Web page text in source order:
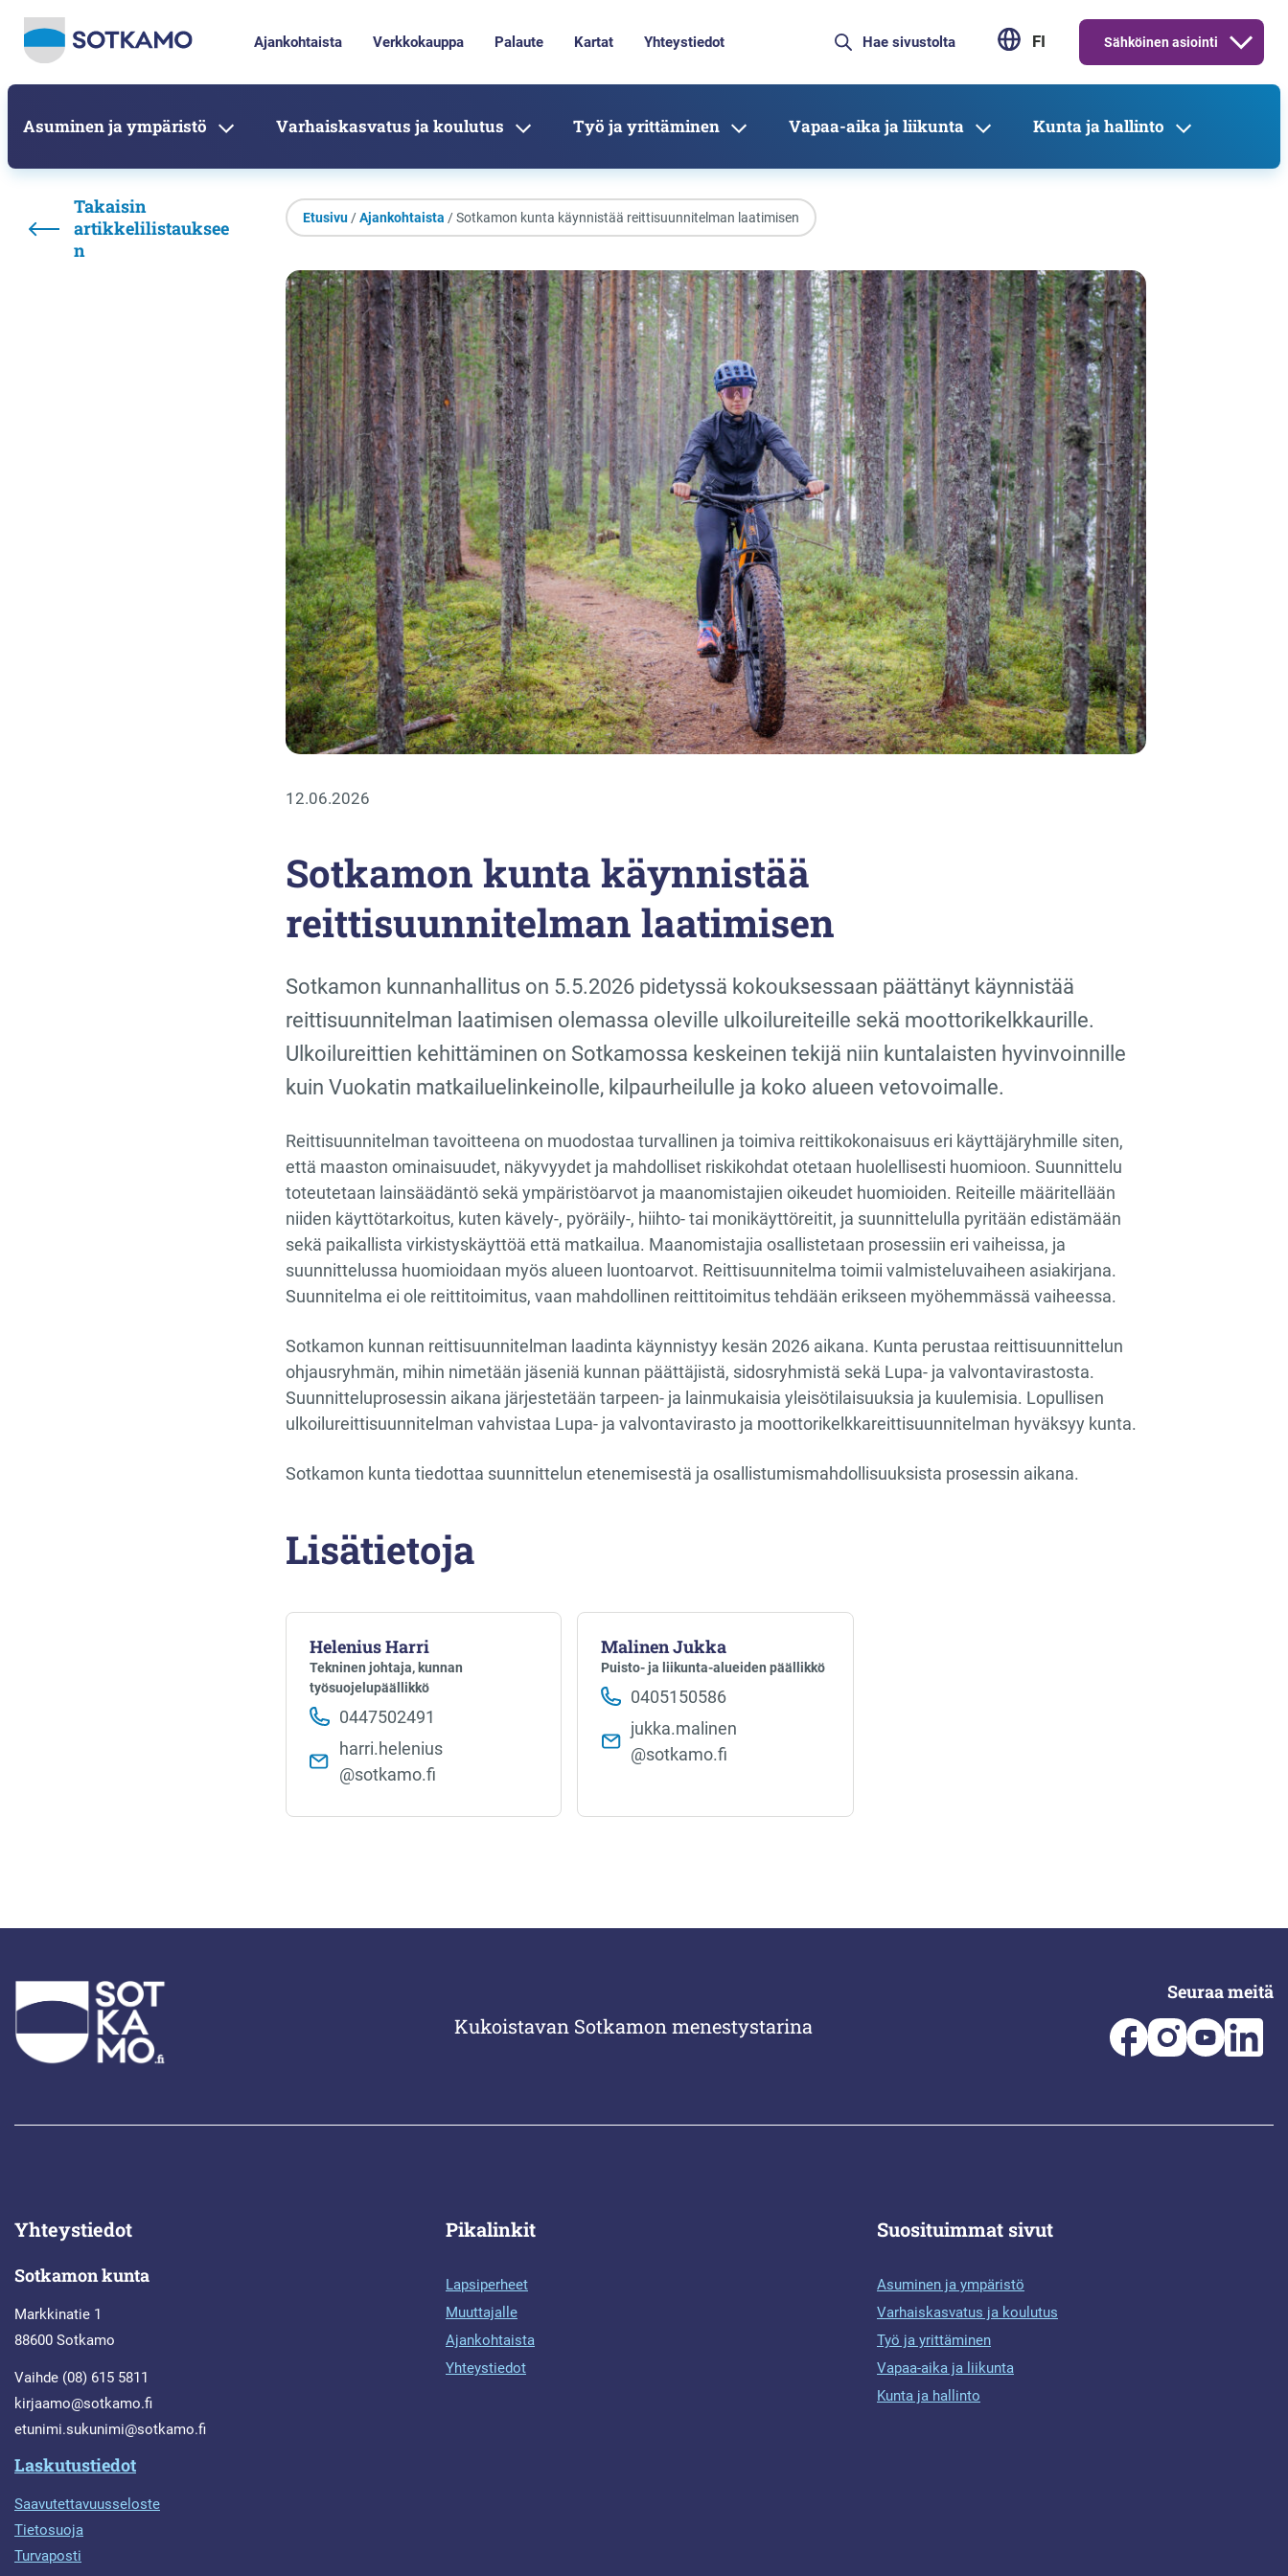
Ajankohtaista Verkkokauppa Palaute Kartat Yhteystiedot FI Sähköinen asiointi
Asuminen ja ympäristö Varhaiskasvatus ja koulutus Työ ja yrittäminen Vapaa-aika ja liikunta Kunta ja hallinto
Takaisin
artikkelilistauksee
n
Etusivu/Ajankohtaista / Sotkamon kunta käynnistää reittisuunnitelman laatimisen
12.06.2026
Sotkamon kunta käynnistää
reittisuunnitelman laatimisen
Sotkamon kunnanhallitus on 5.5.2026 pidetyssä kokouksessaan päättänyt käynnistää
reittisuunnitelman laatimisen olemassa oleville ulkoilureiteille sekä moottorikelkkaurille.
Ulkoilureittien kehittäminen on Sotkamossa keskeinen tekijä niin kuntalaisten hyvinvoinnille
kuin Vuokatin matkailuelinkeinolle, kilpaurheilulle ja koko alueen vetovoimalle.
Reittisuunnitelman tavoitteena on muodostaa turvallinen ja toimiva reittikokonaisuus eri käyttäjäryhmille siten,
että maaston ominaisuudet, näkyvyydet ja mahdolliset riskikohdat otetaan huolellisesti huomioon. Suunnittelu
toteutetaan lainsäädäntö sekä ympäristöarvot ja maanomistajien oikeudet huomioiden. Reiteille määritellään
niiden käyttötarkoitus, kuten kävely-, pyöräily-, hiihto- tai monikäyttöreitit, ja suunnittelulla pyritään edistämään
sekä paikallista virkistyskäyttöä että matkailua. Maanomistajia osallistetaan prosessiin eri vaiheissa, ja
suunnittelussa huomioidaan myös alueen luontoarvot. Reittisuunnitelma toimii valmisteluvaiheen asiakirjana.
Suunnitelma ei ole reittitoimitus, vaan mahdollinen reittitoimitus tehdään erikseen myöhemmässä vaiheessa.
Sotkamon kunnan reittisuunnitelman laadinta käynnistyy kesän 2026 aikana. Kunta perustaa reittisuunnittelun
ohjausryhmän, mihin nimetään jäseniä kunnan päättäjistä, sidosryhmistä sekä Lupa- ja valvontavirastosta.
Suunnitteluprosessin aikana järjestetään tarpeen- ja lainmukaisia yleisötilaisuuksia ja kuulemisia. Lopullisen
ulkoilureittisuunnitelman vahvistaa Lupa- ja valvontavirasto ja moottorikelkkareittisuunnitelman hyväksyy kunta.
Sotkamon kunta tiedottaa suunnittelun etenemisestä ja osallistumismahdollisuuksista prosessin aikana.
Lisätietoja
Helenius Harri
Tekninen johtaja, kunnan
työsuojelupäällikkö
0447502491
harri.helenius​
@sotkamo.fi
Malinen Jukka
Puisto- ja liikunta-alueiden päällikkö
0405150586
jukka.malinen​
@sotkamo.fi
Kukoistavan Sotkamon menestystarina
Seuraa meitä
Yhteystiedot
Sotkamon kunta
Markkinatie 1
88600 Sotkamo
Vaihde (08) 615 5811
kirjaamo@sotkamo.fi
etunimi.sukunimi@sotkamo.fi
Laskutustiedot
Saavutettavuusseloste
Tietosuoja
Turvaposti
Pikalinkit
Lapsiperheet
Muuttajalle
Ajankohtaista
Yhteystiedot
Suosituimmat sivut
Asuminen ja ympäristö
Varhaiskasvatus ja koulutus
Työ ja yrittäminen
Vapaa-aika ja liikunta
Kunta ja hallinto